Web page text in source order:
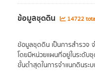
ข้อมูลชุดดิน 14722
ข้อมูลชุดดิน เป็นการสำรวจ
โดยมีหน่วยแผนที่อยู่ในระดับ
ขั้นต่ำสุดในการจำแนกดินระ